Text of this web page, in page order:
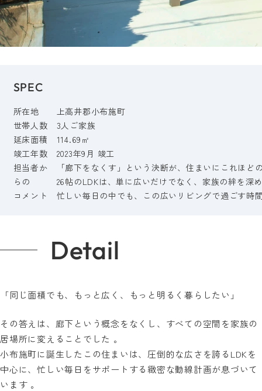
SPEC
所在地
上高井郡小布施町
世帯人数
3人ご家族
延床面積
114.69㎡
竣工年数
2023年9月 竣工
担当者か
らの
コメント
「廊下をなくす」という決断が、住まいにこれほ
26帖のLDKは、単に広いだけでなく、家族の絆を深
忙しい毎日の中でも、この広いリビングで過ごす時
Detail
「同じ面積でも、もっと広く、もっと明るく暮らしたい」
その答えは、廊下という概念をなくし、すべての空間を家族の
居場所に変えることでした 。
小布施町に誕生したこの住まいは、圧倒的な広さを誇るLDKを
中心に、忙しい毎日をサポートする緻密な動線計画が息づいて
います 。